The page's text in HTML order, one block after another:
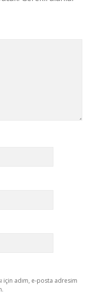
için adım, e-posta adresim